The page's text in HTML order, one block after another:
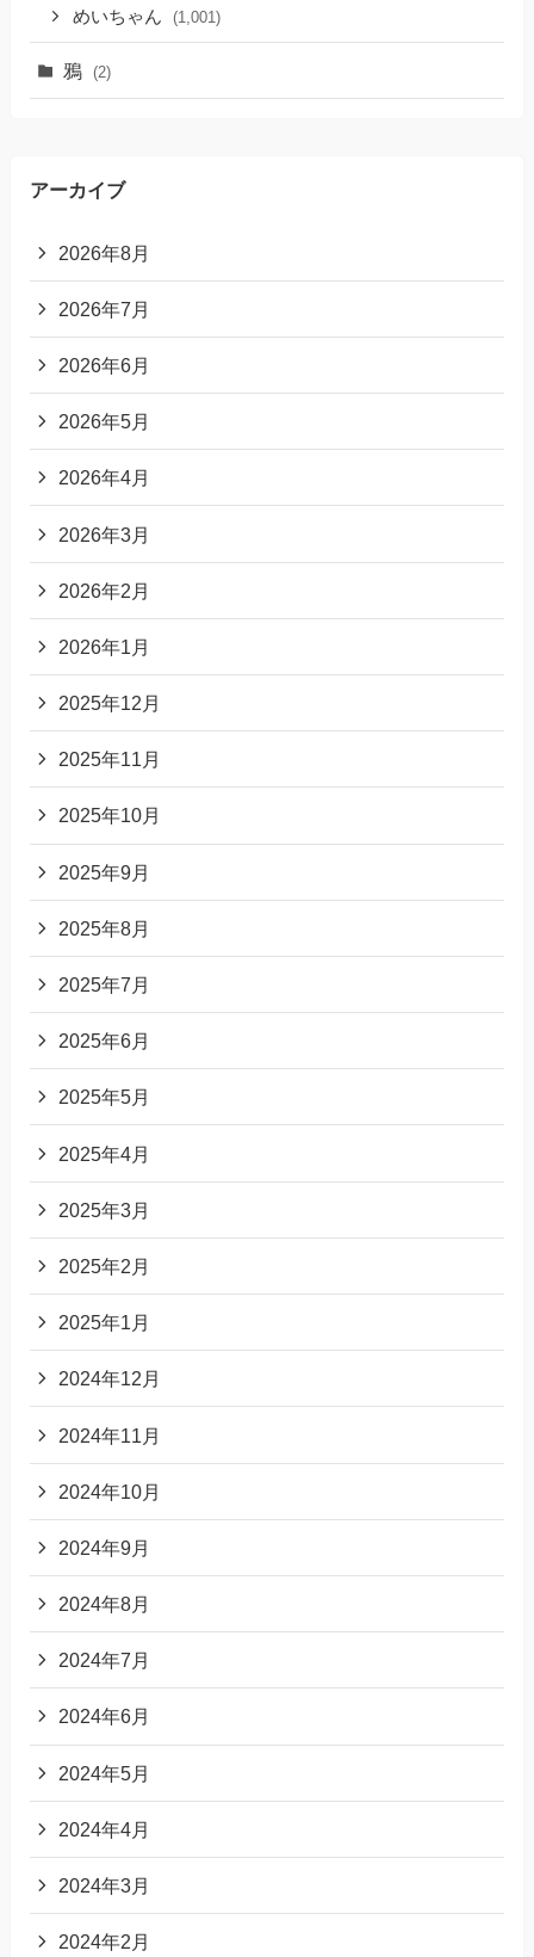
めいちゃん (1,001)
鴉 (2)
アーカイブ
2026年8月
2026年7月
2026年6月
2026年5月
2026年4月
2026年3月
2026年2月
2026年1月
2025年12月
2025年11月
2025年10月
2025年9月
2025年8月
2025年7月
2025年6月
2025年5月
2025年4月
2025年3月
2025年2月
2025年1月
2024年12月
2024年11月
2024年10月
2024年9月
2024年8月
2024年7月
2024年6月
2024年5月
2024年4月
2024年3月
2024年2月